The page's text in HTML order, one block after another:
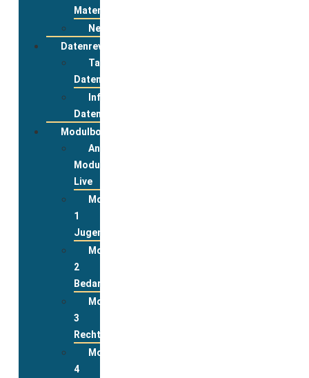
Materialbestellung
Newsletter
Datenreview
Tabelle
Datenreview
Informationen
Datenreview
Modulbox
Anmeldung
Modulbox
Live
Modul
1
Jugend
Modul
2
Bedarfslagen
Modul
3
Rechte
Modul
4